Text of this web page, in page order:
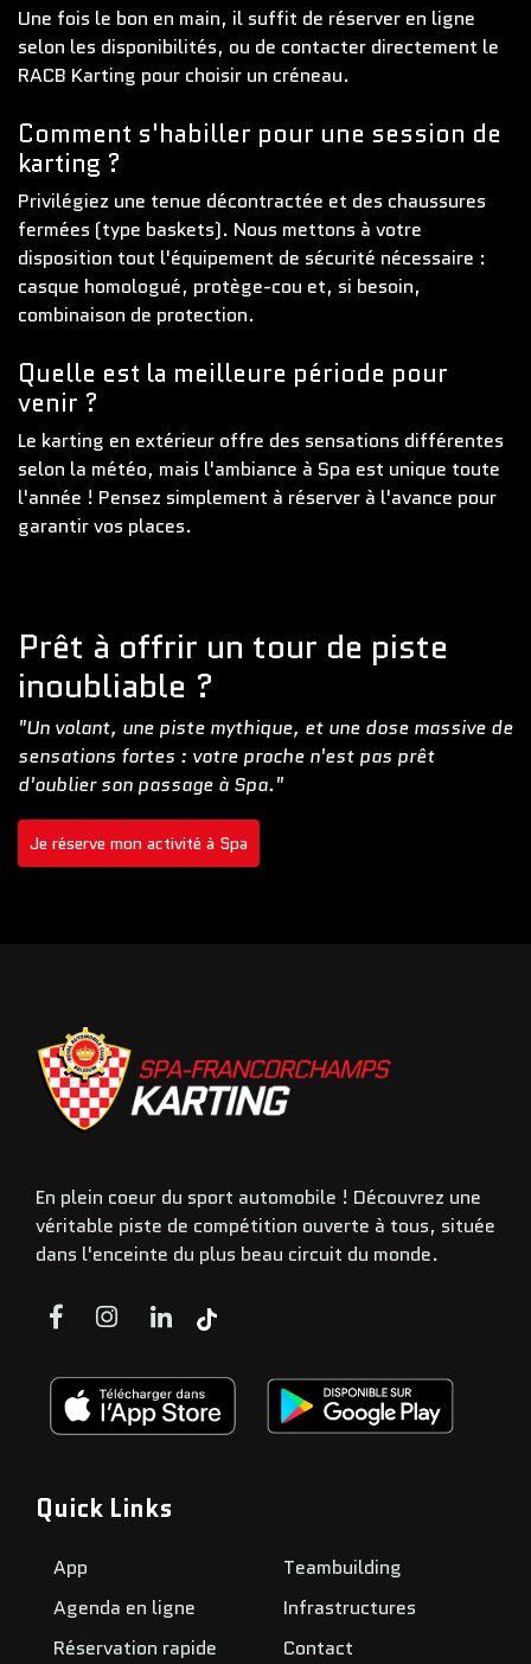
Une fois le bon en main, il suffit de réserver en ligne
selon les disponibilités, ou de contacter directement le
RACB Karting pour choisir un créneau.
Comment s'habiller pour une session de
karting ?
Privilégiez une tenue décontractée et des chaussures
fermées (type baskets). Nous mettons à votre
disposition tout l'équipement de sécurité nécessaire :
casque homologué, protège-cou et, si besoin,
combinaison de protection.
Quelle est la meilleure période pour
venir ?
Le karting en extérieur offre des sensations différentes
selon la météo, mais l'ambiance à Spa est unique toute
l'année ! Pensez simplement à réserver à l'avance pour
garantir vos places.
Prêt à offrir un tour de piste
inoubliable ?
"Un volant, une piste mythique, et une dose massive de
sensations fortes : votre proche n'est pas prêt
d'oublier son passage à Spa."
Je réserve mon activité à Spa
En plein coeur du sport automobile ! Découvrez une
véritable piste de compétition ouverte à tous, située
dans l'enceinte du plus beau circuit du monde.
Quick Links
App
Agenda en ligne
Réservation rapide
Teambuilding
Infrastructures
Contact